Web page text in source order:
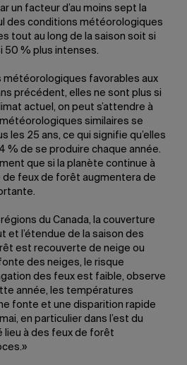
un facteur d’au moins sept la
des conditions météorologiques
tout au long de la saison soit si
50 % plus intenses.
météorologiques favorables aux
précédent, elles ne sont plus si
actuel, on peut s’attendre à
similaires se
les 25 ans, ce qui signifie qu’elles
% de se produire chaque année.
que si la planète continue à
de feux de forêt augmentera de
du Canada, la couverture
et l’étendue de la saison des
est recouverte de neige ou
des neiges, le risque
des feux est faible, observe
année, les températures
fonte et une disparition rapide
en particulier dans l’est du
lieu à des feux de forêt